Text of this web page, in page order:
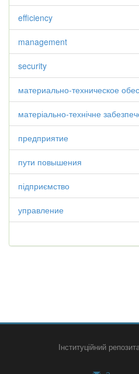
efficiency
management
security
материально-техническое
матеріально-технічне
предприятие
пути повышения
підприємство
управление
Інституційний